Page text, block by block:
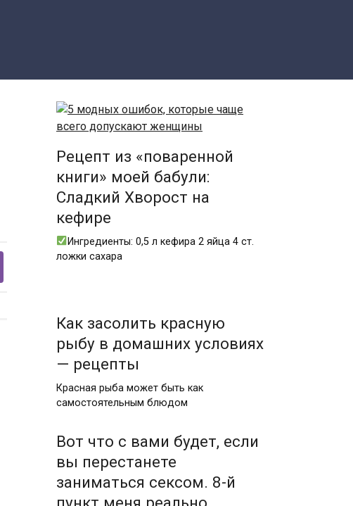
Рецепт из «поваренной
книги» моей бабули:
Сладкий Хворост на
кефире
Ингредиенты: 0,5 л кефира 2 яйца 4 ст.
ложки сахара
Как засолить красную
рыбу в домашних условиях
— рецепты
Красная рыба может быть как
самостоятельным блюдом
Вот что с вами будет, если
вы перестанете
заниматься сексом. 8-й